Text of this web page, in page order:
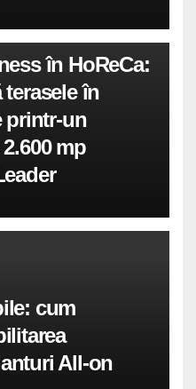
în HoReCa:
în
printr-un
mp
cum
All-on